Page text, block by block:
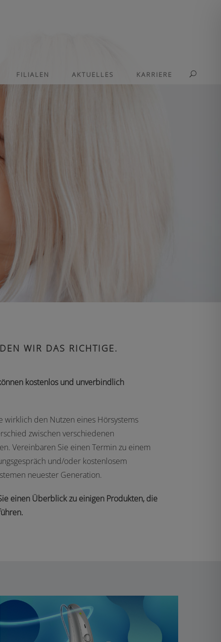
FILIALEN AKTUELLES KARRIERE
WIR DAS RICHTIGE.
kostenlos und unverbindlich
wirklich den Nutzen eines Hörsystems
zwischen verschiedenen
Vereinbaren Sie einen Termin zu einem
und/oder kostenlosem
neuester Generation.
einen Überblick zu einigen Produkten, die
SIGNIA PURE CHARGE&GO BCT IX